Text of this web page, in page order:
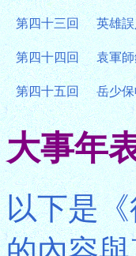
第四十三回 英雄
第四十四回 袁軍
第四十五回 岳少
大事年
以下是